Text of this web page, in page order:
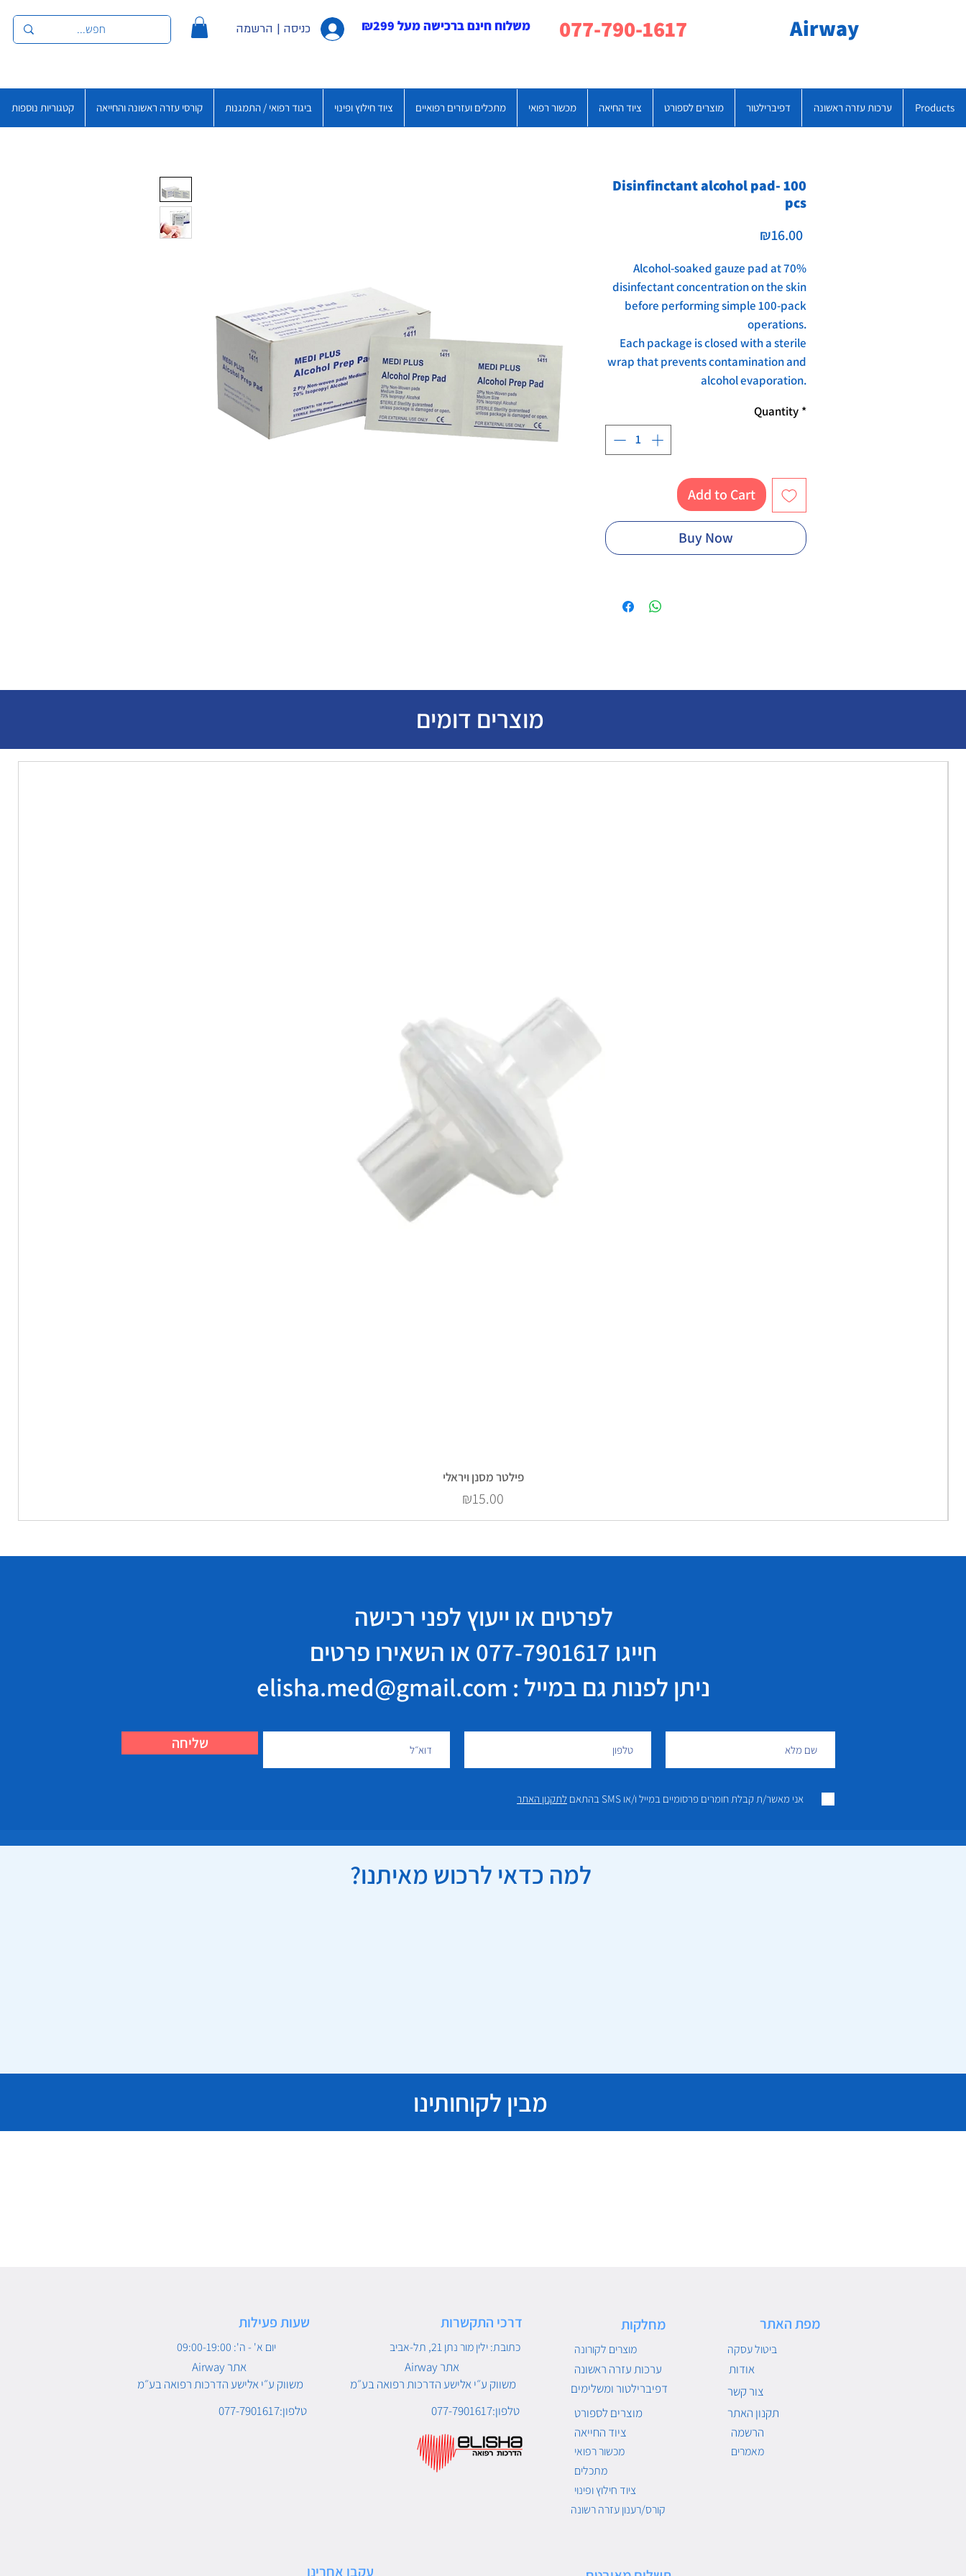
כניסה | הרשמה משלוח חינם ברכישה מעל ₪299 Airway
Products ערכות עזרה ראשונה דפיברילטור מוצרים לספורט ציוד החיאה מכשור רפואי מתכלים ועזרים רפואיים ציוד חילוץ ופינוי ביגוד רפואי / התמגנות קורסי עזרה ראשונה והחייאה קטגוריות נוספות
Disinfinctant alcohol pad- 100
pcs
₪16.00Price
Alcohol-soaked gauze pad at 70%
disinfectant concentration on the skin
before performing simple 100-pack
operations.
Each package is closed with a sterile
wrap that prevents contamination and
alcohol evaporation.
Quantity *
Add to Cart
Buy Now
מוצרים דומים
פילטר מסנן ויראלי
Price
₪15.00
לפרטים או ייעוץ לפני רכישה
חייגו 077-7901617 או השאירו פרטים
ניתן לפנות גם במייל : elisha.med@gmail.com
שליחה
אני מאשר/ת קבלת חומרים פרסומיים במייל ו/או SMS בהתאם לתקנון האתר
למה כדאי לרכוש מאיתנו?
מבין לקוחותינו
שעות פעילות
יום א' - ה': 09:00-19:00
Airway אתר
משווק ע״י אלישע הדרכות רפואה בע״מ
טלפון:077-7901617
דרכי התקשרות
כתובת: ילין מור נתן 21, תל-אביב
Airway אתר
משווק ע״י אלישע הדרכות רפואה בע״מ
טלפון:077-7901617
מחלקות
מוצרים לקורונה
ערכות עזרה ראשונה
דפיברילטור ומשלימים
מוצרים לספורט
ציוד החייאה
מכשור רפואי
מתכלים
ציוד חילוץ ופינוי
קורס/רענון עזרה רשונה
מפת האתר
ביטול עסקה
אודות
צור קשר
תקנון האתר
הרשמה
מאמרים
עקבו אחרינו